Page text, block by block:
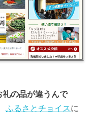
の品が違うんで
ふるさとチョイスに